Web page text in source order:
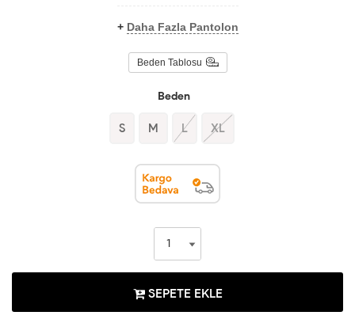
+ Daha Fazla Pantolon
Beden Tablosu
Beden
S M L XL
SEPETE EKLE